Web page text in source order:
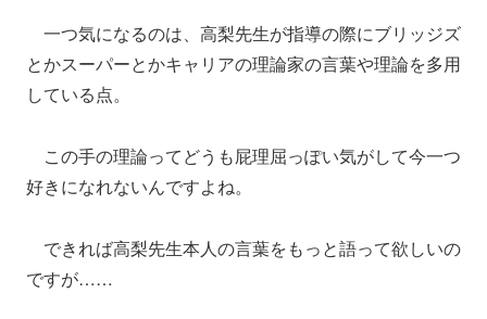
一つ気になるのは、高梨先生が指導の際にブリッジズ
とかスーパーとかキャリアの理論家の言葉や理論を多用
している点。
この手の理論ってどうも屁理屈っぽい気がして今一つ
好きになれないんですよね。
できれば高梨先生本人の言葉をもっと語って欲しいの
ですが……